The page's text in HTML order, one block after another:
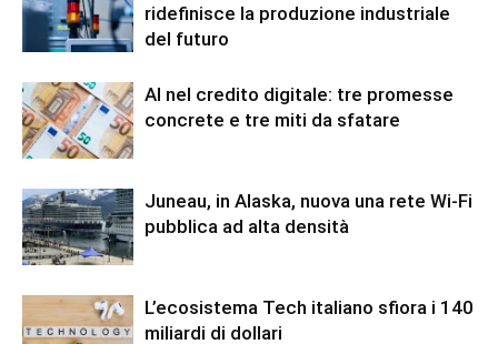
ridefinisce la produzione industriale
del futuro
AI nel credito digitale: tre promesse
concrete e tre miti da sfatare
Juneau, in Alaska, nuova una rete Wi-Fi
pubblica ad alta densità
L’ecosistema Tech italiano sfiora i 140
miliardi di dollari